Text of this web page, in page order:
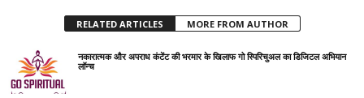
RELATED ARTICLES MORE FROM AUTHOR
नकारात्मक और अपराध कंटेंट की भरमार के खिलाफ गो स्पिरिचुअल का डिजिटल अभियान
लॉन्च